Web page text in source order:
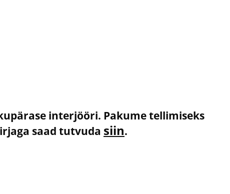
interjööri. Pakume tellimiseks
saad tutvuda siin.